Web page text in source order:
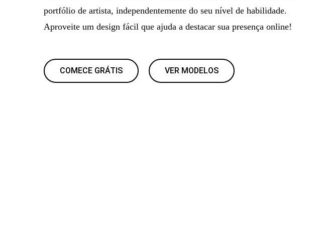
portfólio de artista, independentemente do seu nível de habilidade.
Aproveite um design fácil que ajuda a destacar sua presença online!
COMECE GRÁTIS VER MODELOS